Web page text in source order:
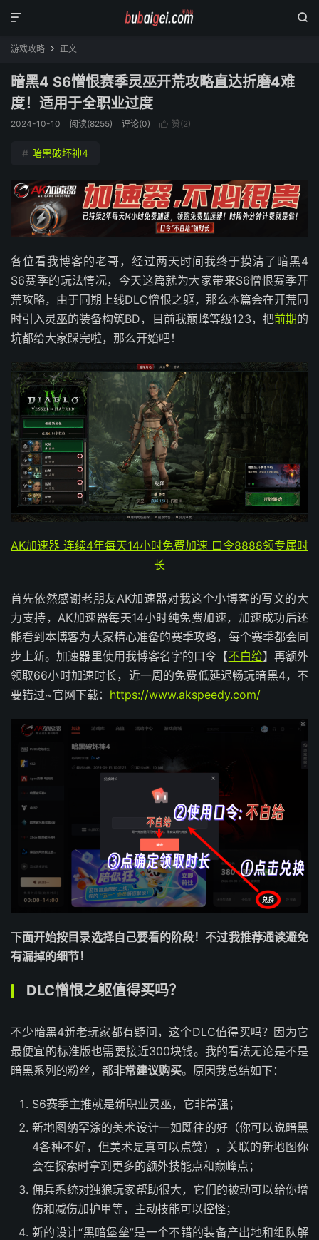


游戏攻略  正文
暗黑4 S6憎恨赛季灵巫开荒攻略直达折磨4难
度！适用于全职业过度
2024-10-10 阅读(8255) 评论(0)  赞(2)
# 暗黑破坏神4
各位看我博客的老哥，经过两天时间我终于摸清了暗黑4
S6赛季的玩法情况，今天这篇就为大家带来S6憎恨赛季开
荒攻略，由于同期上线DLC憎恨之躯，那么本篇会在开荒同
时引入灵巫的装备构筑BD，目前我巅峰等级123，把前期的
坑都给大家踩完啦，那么开始吧！
AK加速器 连续4年每天14小时免费加速 口令8888领专属时
长
首先依然感谢老朋友AK加速器对我这个小博客的写文的大
力支持，AK加速器每天14小时纯免费加速，加速成功后还
能看到本博客为大家精心准备的赛季攻略，每个赛季都会同
步上新。加速器里使用我博客名字的口令【不白给】再额外
领取66小时加速时长，近一周的免费低延迟畅玩暗黑4，不
要错过~官网下载： https://www.akspeedy.com/
下面开始按目录选择自己要看的阶段！不过我推荐通读避免
有漏掉的细节！
DLC憎恨之躯值得买吗？
不少暗黑4新老玩家都有疑问，这个DLC值得买吗？因为它
最便宜的标准版也需要接近300块钱。我的看法无论是不是
暗黑系列的粉丝，都非常建议购买。原因我总结如下：
S6赛季主推就是新职业灵巫，它非常强；
新地图纳罕涂的美术设计一如既往的好（你可以说暗黑
4各种不好，但美术是真可以点赞），关联的新地图你
会在探索时拿到更多的额外技能点和巅峰点；
佣兵系统对独狼玩家帮助很大，它们的被动可以给你增
伤和减伤加护甲等，主动技能可以控怪；
新的设计“黑暗堡垒”是一个不错的装备产出地和组队解